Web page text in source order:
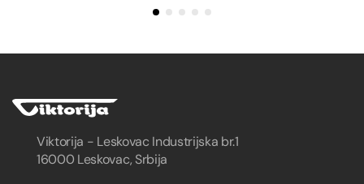
Viktorija - Leskovac Industrijska br.1
16000 Leskovac, Srbija